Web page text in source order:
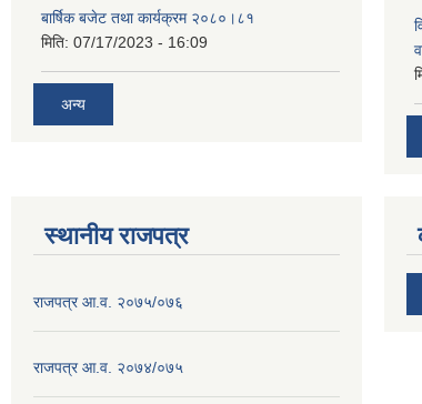
बार्षिक बजेट तथा कार्यक्रम २०८०।८१
मिति: 07/17/2023 - 16:09
अन्य
स्थानीय राजपत्र
राजपत्र आ.व. २०७५/०७६
राजपत्र आ.व. २०७४/०७५